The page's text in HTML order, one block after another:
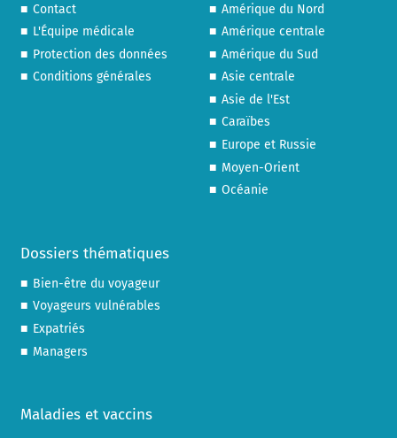
Contact
L'Équipe médicale
Protection des données
Conditions générales
Amérique du Nord
Amérique centrale
Amérique du Sud
Asie centrale
Asie de l'Est
Caraïbes
Europe et Russie
Moyen-Orient
Océanie
Dossiers thématiques
Bien-être du voyageur
Voyageurs vulnérables
Expatriés
Managers
Maladies et vaccins